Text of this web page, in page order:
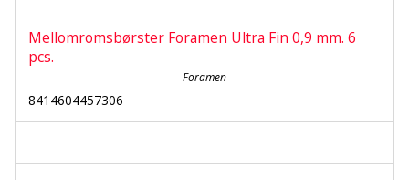
Mellomromsbørster Foramen Ultra Fin 0,9 mm. 6
pcs.
Foramen
8414604457306